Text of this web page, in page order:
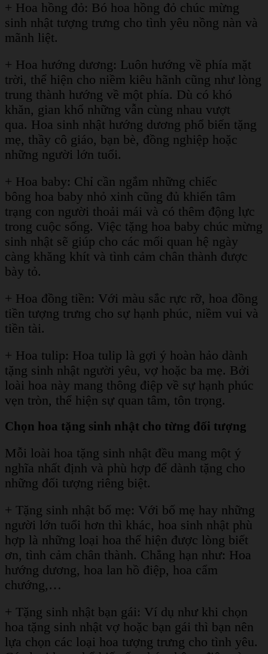
+ Hoa hồng đỏ: Bó hoa hồng đỏ chúc mừng
sinh nhật tượng trưng cho tình yêu nồng nàn và
mãnh liệt.
+ Hoa hướng dương: Luôn hướng về phía mặt
trời, thể hiện cho niềm kiêu hãnh cũng như lòng
trung thành hướng về một phía. Dù có khó
khăn, gian khổ những vẫn cùng nhau vượt
qua. Hoa sinh nhật hướng dương phổ biến tặng
mẹ, thầy cô giáo, bạn bè, đồng nghiệp hoặc
những người lớn tuổi.
+ Hoa baby: Chỉ cần ngắm những chiếc
bông hoa baby nhỏ xinh cũng đủ khiến tâm
trạng con người thoải mái và có thêm động lực
trong cuộc sống. Việc tặng hoa baby chúc mừng
sinh nhật sẽ giúp cho các mối quan hệ ngày
càng khăng khít và tình cảm chân thành được
bày tỏ.
+ Hoa đồng tiền: Với màu sắc rực rỡ, hoa đồng
tiền tượng trưng cho sự hạnh phúc, niềm vui và
tiền tài.
+ Hoa tulip: Hoa tulip là gợi ý hoàn hảo dành
tặng sinh nhật người yêu, vợ hoặc ba mẹ. Bởi
loài hoa này mang thông điệp về sự hạnh phúc
vẹn tròn, thể hiện sự quan tâm, tôn trọng.
Chọn hoa tặng sinh nhật cho từng đối tượng
Mỗi loài hoa tặng sinh nhật đều mang một ý
nghĩa nhất định và phù hợp để dành tặng cho
những đối tượng riêng biệt.
+ Tặng sinh nhật bố mẹ: Với bố mẹ hay những
người lớn tuổi hơn thì khác, hoa sinh nhật phù
hợp là những loại hoa thể hiện được lòng biết
ơn, tình cảm chân thành. Chẳng hạn như: Hoa
hướng dương, hoa lan hồ điệp, hoa cẩm
chướng,…
+ Tặng sinh nhật bạn gái: Ví dụ như khi chọn
hoa tặng sinh nhật vợ hoặc bạn gái thì bạn nên
lựa chọn các loại hoa tượng trưng cho tình yêu.